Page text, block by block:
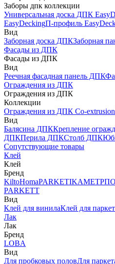
Заборы дпк коллекции
Универсальная доска ДПК
EasyDeckingП-профиль
Вид
Заборная доска ДПКЗаборная
Фасады из ДПК
Фасады из ДПК
Вид
Реечная фасадная панель ДПК
Ограждения из ДПК
Ограждения из ДПК
Коллекции
Ограждения из ДПК Co-extrusion
Вид
Балясина ДПККрепление
ДПКПерила ДПКСтолб ДПК
Сопутствующие товары
Клей
Клей
Бренд
KiltoHomaPARKETIKA
PARKETT
Вид
Клей для винилаКлей для
Лак
Лак
Бренд
LOBA
Вид
Для пробковых половДля